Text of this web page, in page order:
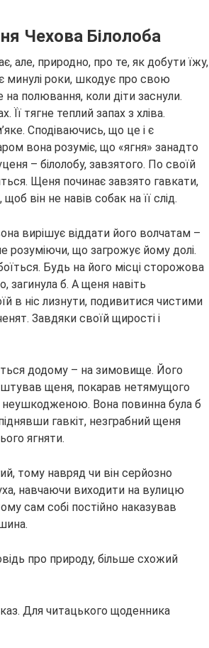
Чехова Білолоба
але, природно, про те, як добути їжу,
минулі роки, шкодує про свою
полювання, коли діти заснули.
тягне теплий запах з хліва.
Сподіваючись, що це і є
вона розуміє, що «ягня» занадто
– білолобу, завзятого. По своїй
Щеня починає завзято гавкати,
він не навів собак на її слід.
вирішує віддати його волчатам –
розуміючи, що загрожує йому долі.
Будь на його місці сторожова
загинула б. А щеня навіть
ніс лизнути, подивитися чистими
Завдяки своїй щирості і
додому – на зимовище. Його
щеня, покарав нетямущого
неушкодженою. Вона повинна була б
гавкіт, незграбний щеня
ягняти.
тому навряд чи він серйозно
навчаючи виходити на вулицю
сам собі постійно наказував
про природу, більше схожий
Для читацького щоденника